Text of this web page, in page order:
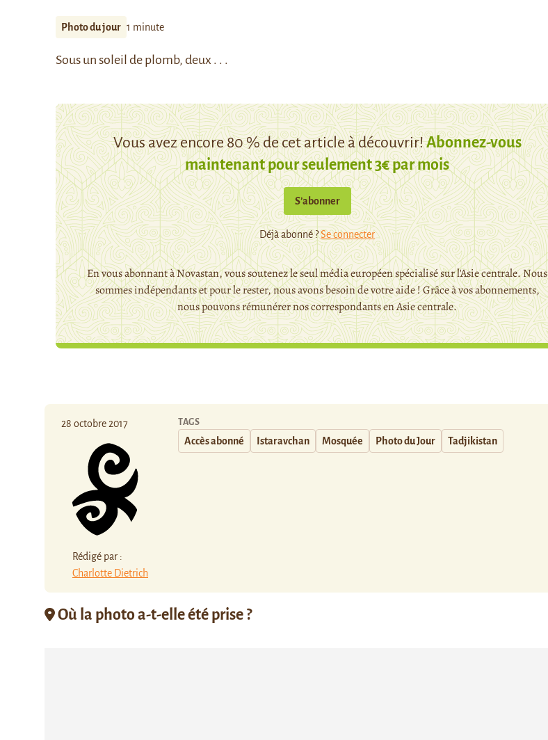
Photo du jour 1 minute
Sous un soleil de plomb, deux . . .
Vous avez encore 80 % de cet article à découvrir!Abonnez-vous
maintenant pour seulement 3€ par mois
S’abonner
Déjà abonné ?Se connecter
En vous abonnant à Novastan, vous soutenez le seul média européen spécialisé sur l'Asie centrale. Nous
sommes indépendants et pour le rester, nous avons besoin de votre aide ! Grâce à vos abonnements,
nous pouvons rémunérer nos correspondants en Asie centrale.
28 octobre 2017
Rédigé par :
Charlotte Dietrich
TAGS
Accès abonné Istaravchan Mosquée Photo du Jour Tadjikistan
Où la photo a-t-elle été prise ?